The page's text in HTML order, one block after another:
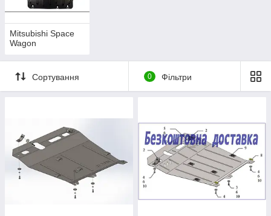
Mitsubishi Space
Wagon
Сортування 0 Фільтри